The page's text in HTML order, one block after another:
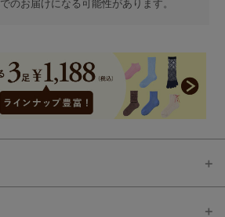
のお届けになる可能性があります。